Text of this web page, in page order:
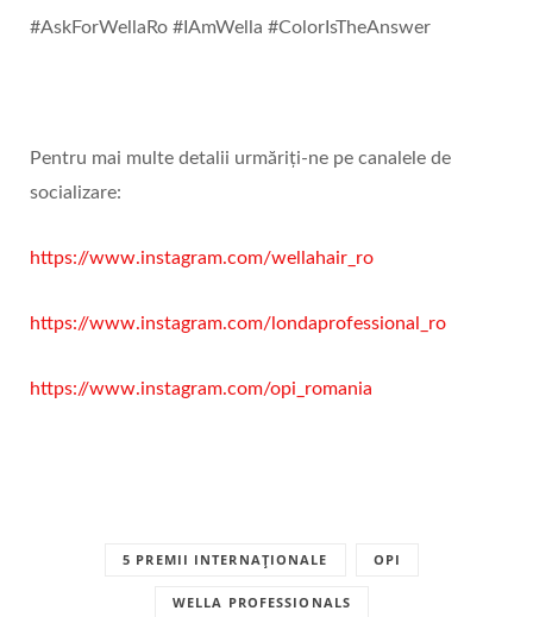
#AskForWellaRo #IAmWella #ColorIsTheAnswer
Pentru mai multe detalii urmăriți-ne pe canalele de
socializare:
https://www.instagram.com/wellahair_ro
https://www.instagram.com/londaprofessional_ro
https://www.instagram.com/opi_romania
5 PREMII INTERNAȚIONALE OPI
WELLA PROFESSIONALS